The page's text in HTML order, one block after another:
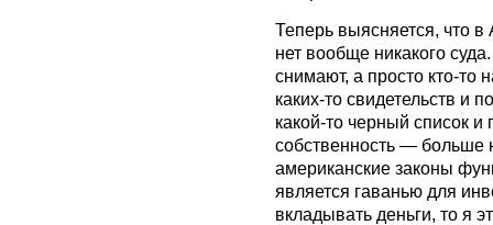
Теперь выясняется, что
нет вообще никакого
снимают, а просто кто-то
каких-то свидетельств и
какой-то черный список
собственность —
американские законы
является гаванью для
вкладывать деньги, то я